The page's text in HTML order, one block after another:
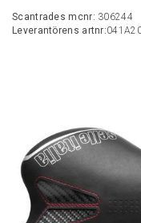
Scantrades mcnr: 306244
Leverantörens artnr: